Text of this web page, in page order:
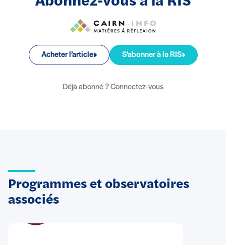
Acheter l’article S'abonner à la RIS
Déjà abonné ?Connectez-vous
Programmes et observatoires
associés